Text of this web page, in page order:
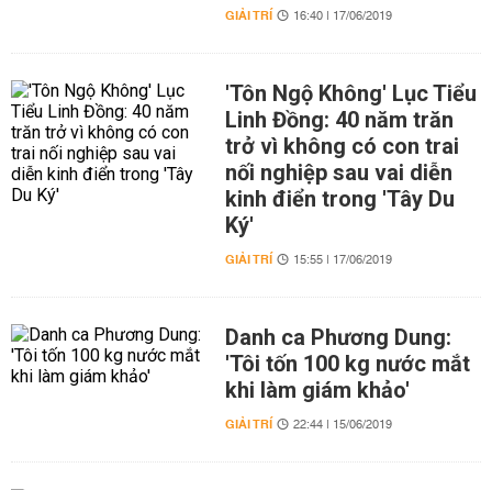
GIẢI TRÍ 16:40 | 17/06/2019
'Tôn Ngộ Không' Lục Tiểu
Linh Đồng: 40 năm trăn
trở vì không có con trai
nối nghiệp sau vai diễn
kinh điển trong 'Tây Du
Ký'
GIẢI TRÍ 15:55 | 17/06/2019
Danh ca Phương Dung:
'Tôi tốn 100 kg nước mắt
khi làm giám khảo'
GIẢI TRÍ 22:44 | 15/06/2019